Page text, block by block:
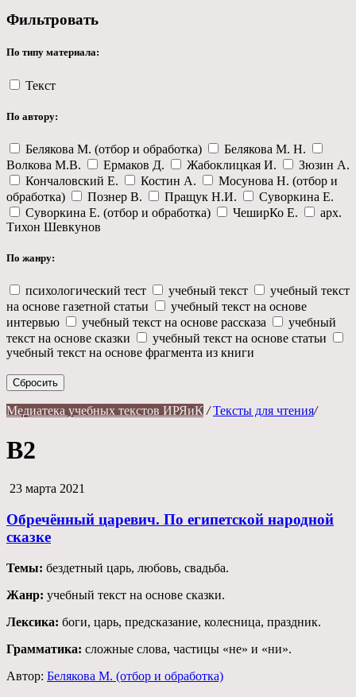
Фильтровать
По типу материала:
Текст
По автору:
Белякова М. (отбор и обработка)
Белякова М. Н.
Волкова М.В.
Ермаков Д. Жабоклицкая И.
Зюзин А.
Кончаловский Е.
Костин А.
Мосунова Н. (отбор и
обработка)
Познер В. Пращук Н.И.
Суворкина Е.
Суворкина Е. (отбор и обработка)
ЧеширКо Е.
арх.
Тихон Шевкунов
По жанру:
психологический тест учебный текст
учебный текст
на основе газетной статьи
учебный текст на основе
интервью
учебный текст на основе рассказа
учебный
текст на основе сказки
учебный текст на основе статьи
учебный текст на основе фрагмента из книги
Сбросить
Медиатека учебных текстов ИРЯиК / Тексты для чтения/
B2
23 марта 2021
Обречённый царевич. По египетской народной
сказке
Темы: бездетный царь, любовь, свадьба.
Жанр: учебный текст на основе сказки.
Лексика: боги, царь, предсказание, колесница, праздник.
Грамматика: сложные слова, частицы «не» и «ни».
Автор: Белякова М. (отбор и обработка)